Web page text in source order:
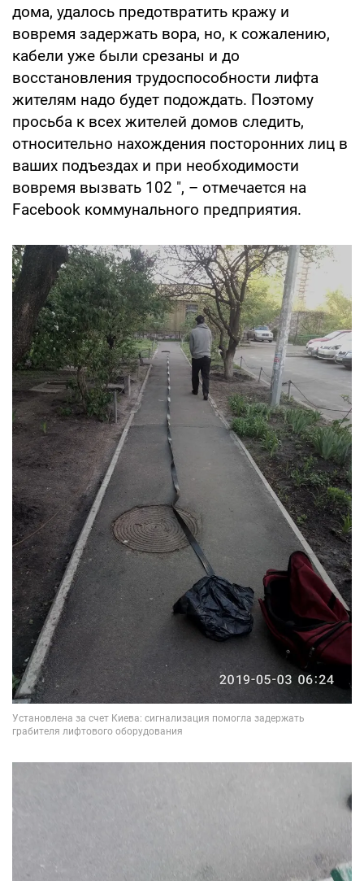
дома, удалось предотвратить кражу и
вовремя задержать вора, но, к сожалению,
кабели уже были срезаны и до
восстановления трудоспособности лифта
жителям надо будет подождать. Поэтому
просьба к всех жителей домов следить,
относительно нахождения посторонних лиц в
ваших подъездах и при необходимости
вовремя вызвать 102 ", – отмечается на
Facebook коммунального предприятия.